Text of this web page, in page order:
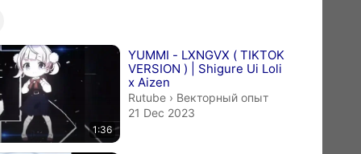
1:36
YUMMI - LXNGVX ( TIKTOK
VERSION ) | Shigure Ui Loli
x Aizen
Rutube › Векторный опыт.
Векторный опыт
21 Dec 2023